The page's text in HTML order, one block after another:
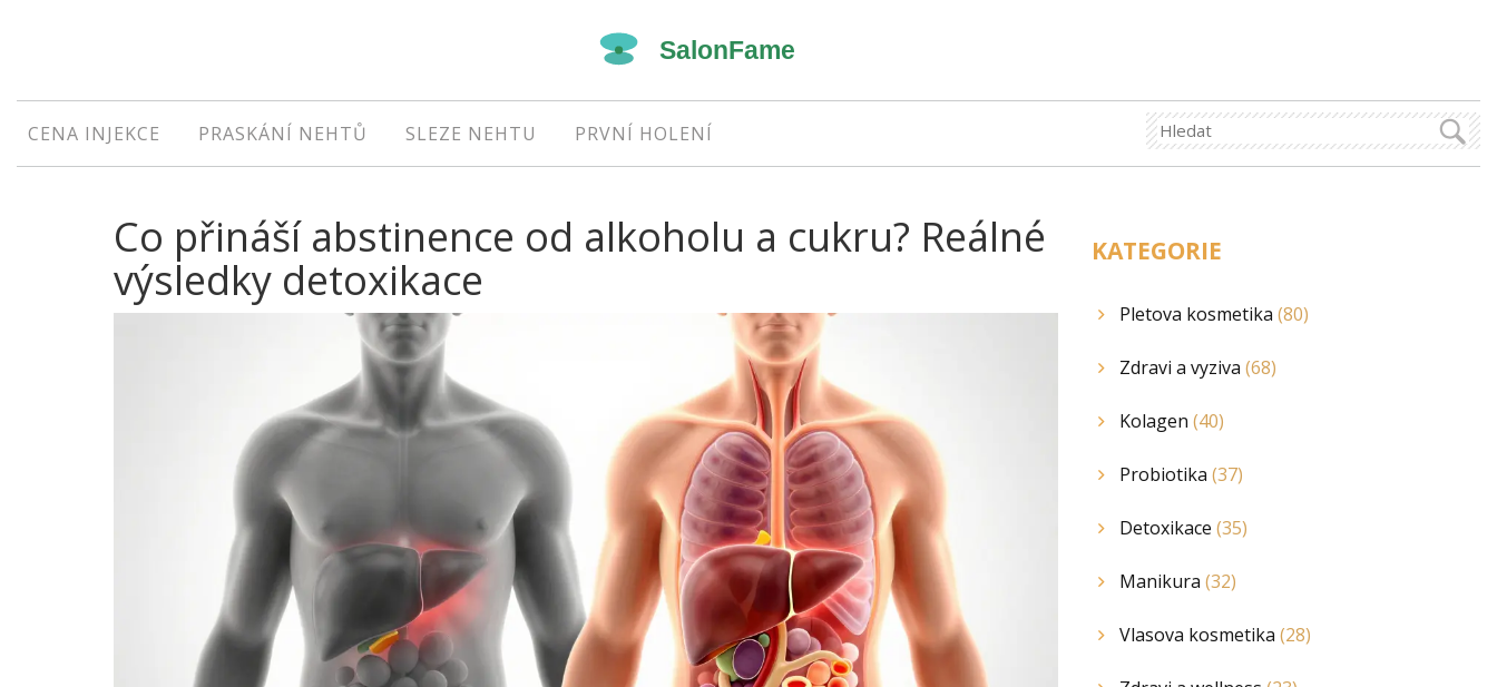
CENA INJEKCE PRASKÁNÍ NEHTŮ SLEZE NEHTU PRVNÍ HOLENÍ
Co přináší abstinence od alkoholu a cukru? Reálné
výsledky detoxikace
KATEGORIE
Pletova kosmetika (80)
Zdravi a vyziva (68)
Kolagen (40)
Probiotika (37)
Detoxikace (35)
Manikura (32)
Vlasova kosmetika (28)